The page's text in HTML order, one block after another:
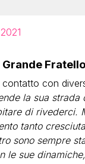
con
la sua strada
di rivederci.
tanto
sono sempre
le sue